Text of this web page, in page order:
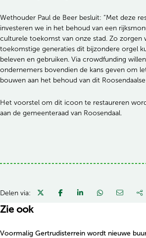
Wethouder Paul de Beer besluit: “Met deze
investeren we in het behoud van een
culturele toekomst van onze stad. Zo zorgen
toekomstige generaties dit bijzondere orgel
beleven en gebruiken. Via crowdfunding
ondernemers bovendien de kans geven om
bouwen aan het behoud van dit
Het voorstel om dit icoon te restaureren
aan de gemeenteraad van Roosendaal.
Delen via:
Zie ook
Voormalig Gertrudisterrein wordt nieuwe